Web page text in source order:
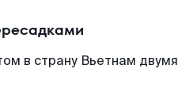
в страну Вьетнам двумя